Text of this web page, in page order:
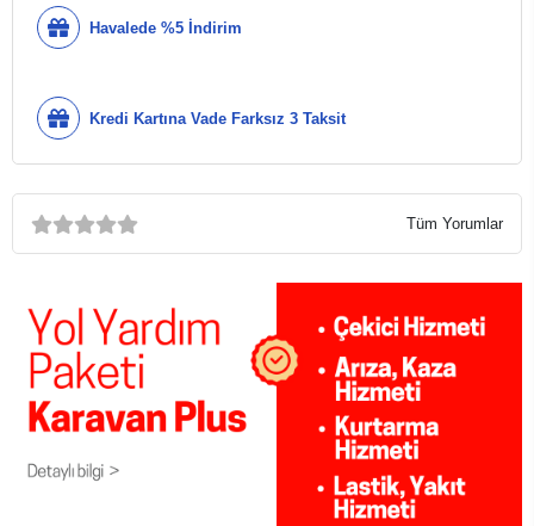
Havalede %5 İndirim
Kredi Kartına Vade Farksız 3 Taksit
Tüm Yorumlar